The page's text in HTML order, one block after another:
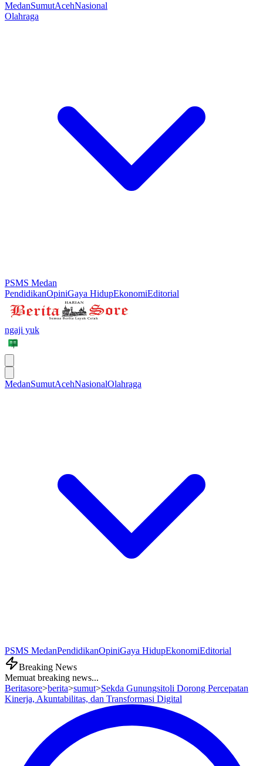
MedanSumutAcehNasional
Olahraga
PSMS Medan
PendidikanOpiniGaya HidupEkonomiEditorial
ngaji yuk
MedanSumutAcehNasionalOlahraga
PSMS MedanPendidikanOpiniGaya HidupEkonomiEditorial
Breaking News
Memuat breaking news...
Beritasore>berita>sumut>Sekda Gunungsitoli Dorong Percepatan
Kinerja, Akuntabilitas, dan Transformasi Digital